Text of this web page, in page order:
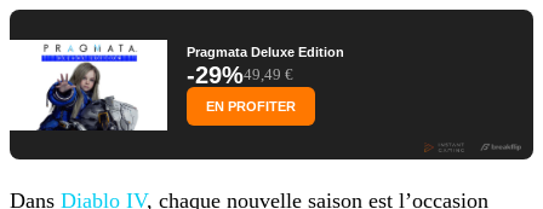
Pragmata Deluxe Edition
-29%49,49 €
EN PROFITER
Dans Diablo IV, chaque nouvelle saison est l’occasion